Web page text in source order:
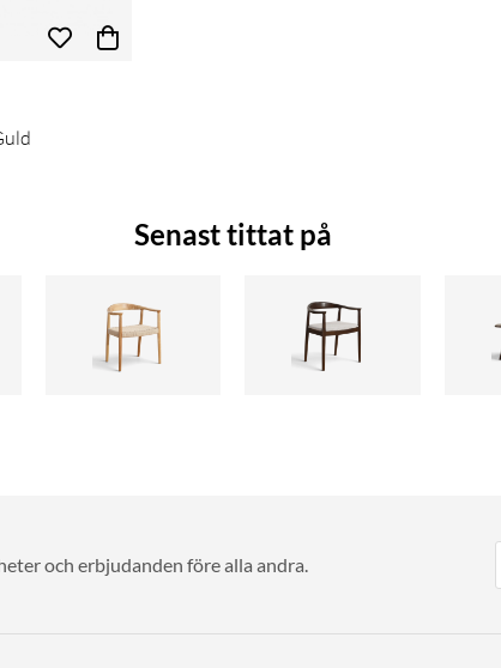
Senast tittat på
och erbjudanden före alla andra.